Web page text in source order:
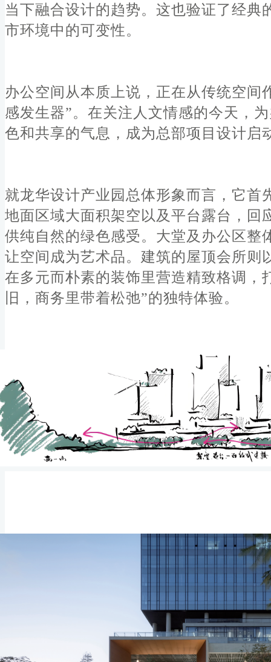
当下融合设计的趋势。这也验证了经典
市环境中的可变性。
办公空间从本质上说，正在从传统空间
感发生器”。在关注人文情感的今天，
色和共享的气息，成为总部项目设计启
就龙华设计产业园总体形象而言，它首
地面区域大面积架空以及平台露台，回
供纯自然的绿色感受。大堂及办公区整
让空间成为艺术品。建筑的屋顶会所则
在多元而朴素的装饰里营造精致格调，
旧，商务里带着松弛”的独特体验。